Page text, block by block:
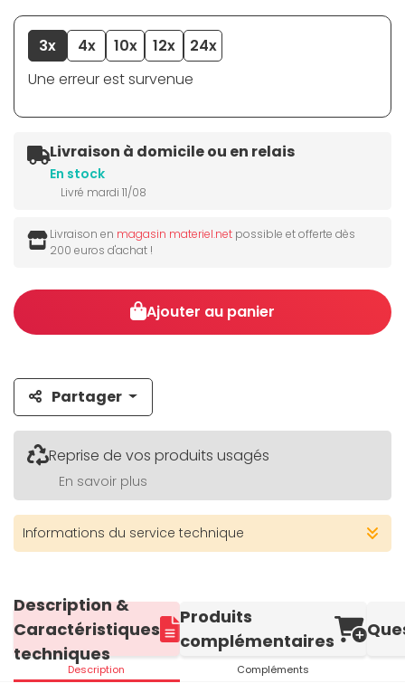
3x 4x 10x 12x
24x
Une erreur est survenue
Livraison à domicile ou en relais
En stock
Livré mardi 11/08
Livraison en magasin materiel.net possible et offerte dès
200 euros d'achat !
Ajouter au panier
Partager
Reprise de vos produits usagés
En savoir plus
Informations du service technique
Description &
Caractéristiques
techniques
Description
Produits
complémentaires
Compléments